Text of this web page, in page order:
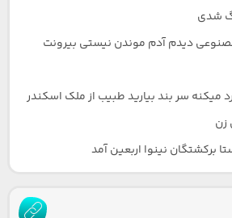
شدی
دیدم آدم موندن نیستی بیرونت
میکنه سر بند بیارید طبیب از ملک اسکندر
زن
برکشتگان نینوا اربعین آمد